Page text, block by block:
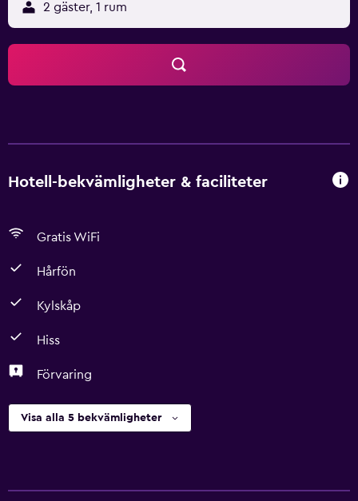
2 gäster, 1 rum
Hotell-bekvämligheter & faciliteter
Gratis WiFi
Hårfön
Kylskåp
Hiss
Förvaring
Visa alla 5 bekvämligheter